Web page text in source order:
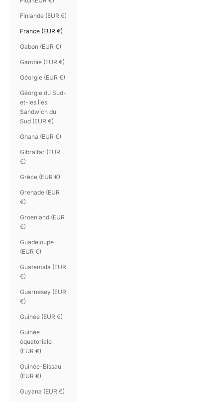
Finlande (EUR €)
France (EUR €)
Gabon (EUR €)
Gambie (EUR €)
Géorgie (EUR €)
Géorgie du Sud-
et-les Îles
Sandwich du
Sud (EUR €)
Ghana (EUR €)
Gibraltar (EUR
€)
Grèce (EUR €)
Grenade (EUR
€)
Groenland (EUR
€)
Guadeloupe
(EUR €)
Guatemala (EUR
€)
Guernesey (EUR
€)
Guinée (EUR €)
Guinée
équatoriale
(EUR €)
Guinée-Bissau
(EUR €)
Guyana (EUR €)